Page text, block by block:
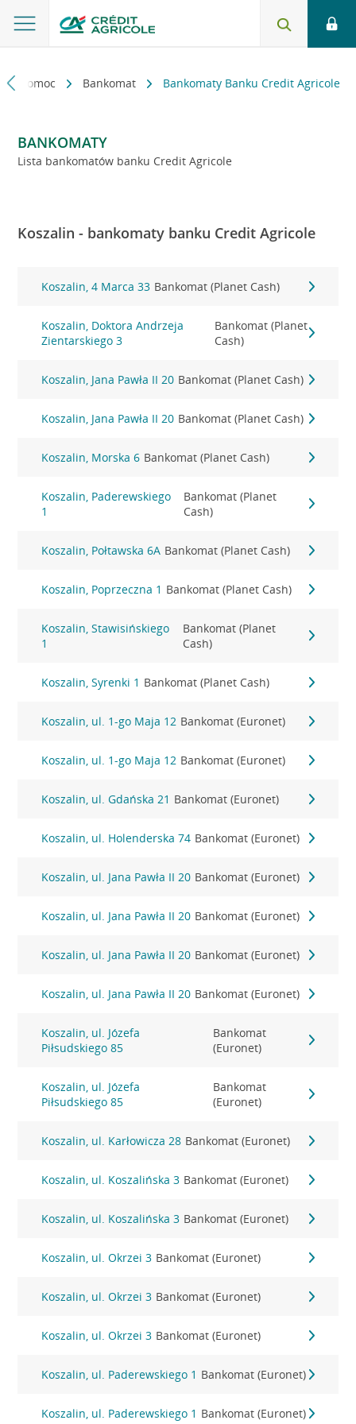
i pomoc Bankomat Bankomaty Banku Credit Agricole
BANKOMATY
Lista bankomatów banku Credit Agricole
Koszalin - bankomaty banku Credit Agricole
Koszalin, 4 Marca 33 Bankomat (Planet Cash)
Koszalin, Doktora Andrzeja
Zientarskiego 3
Bankomat (Planet
Cash)
Koszalin, Jana Pawła II 20 Bankomat (Planet Cash)
Koszalin, Jana Pawła II 20 Bankomat (Planet Cash)
Koszalin, Morska 6 Bankomat (Planet Cash)
Koszalin, Paderewskiego
1
Bankomat (Planet
Cash)
Koszalin, Połtawska 6A Bankomat (Planet Cash)
Koszalin, Poprzeczna 1 Bankomat (Planet Cash)
Koszalin, Stawisińskiego
1
Bankomat (Planet
Cash)
Koszalin, Syrenki 1 Bankomat (Planet Cash)
Koszalin, ul. 1-go Maja 12 Bankomat (Euronet)
Koszalin, ul. 1-go Maja 12 Bankomat (Euronet)
Koszalin, ul. Gdańska 21 Bankomat (Euronet)
Koszalin, ul. Holenderska 74 Bankomat (Euronet)
Koszalin, ul. Jana Pawła II 20 Bankomat (Euronet)
Koszalin, ul. Jana Pawła II 20 Bankomat (Euronet)
Koszalin, ul. Jana Pawła II 20 Bankomat (Euronet)
Koszalin, ul. Jana Pawła II 20 Bankomat (Euronet)
Koszalin, ul. Józefa
Piłsudskiego 85
Bankomat
(Euronet)
Koszalin, ul. Józefa
Piłsudskiego 85
Bankomat
(Euronet)
Koszalin, ul. Karłowicza 28 Bankomat (Euronet)
Koszalin, ul. Koszalińska 3 Bankomat (Euronet)
Koszalin, ul. Koszalińska 3 Bankomat (Euronet)
Koszalin, ul. Okrzei 3 Bankomat (Euronet)
Koszalin, ul. Okrzei 3 Bankomat (Euronet)
Koszalin, ul. Okrzei 3 Bankomat (Euronet)
Koszalin, ul. Paderewskiego 1 Bankomat (Euronet)
Koszalin, ul. Paderewskiego 1 Bankomat (Euronet)